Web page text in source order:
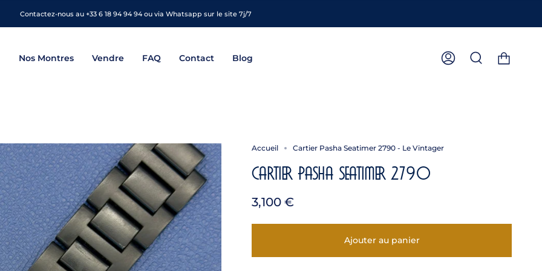
Contactez-nous au +33 6 18 94 94 94 ou via Whatsapp sur le site 7j/7
Nos Montres Vendre FAQ Contact Blog CompteRecherche
Accueil Cartier Pasha Seatimer 2790 - Le Vintager
Cartier Pasha Seatimer 2790
3,100 €
Ajouter au panier